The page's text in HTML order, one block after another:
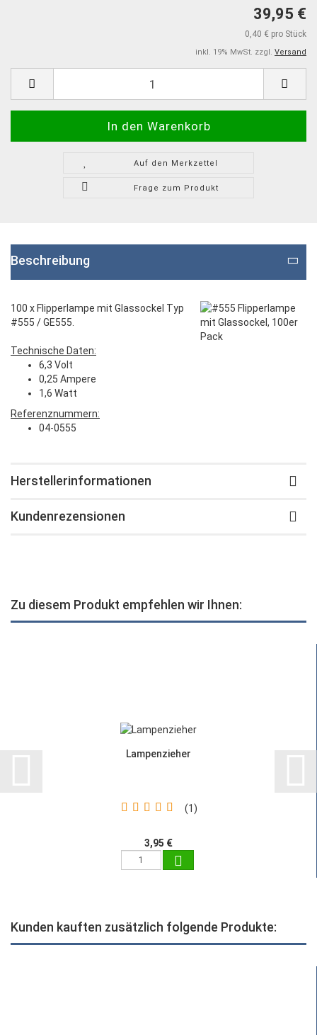
39,95 €
0,40 € pro Stück
inkl. 19% MwSt. zzgl. Versand
Auf den Merkzettel
Frage zum Produkt
Beschreibung
100 x Flipperlampe mit Glassockel Typ
#555 / GE555.
Technische Daten:
6,3 Volt
0,25 Ampere
1,6 Watt
Referenznummern:
04-0555
Herstellerinformationen
Kundenrezensionen
Zu diesem Produkt empfehlen wir Ihnen:
Lampenzieher
1
3,95 €
Kunden kauften zusätzlich folgende Produkte: